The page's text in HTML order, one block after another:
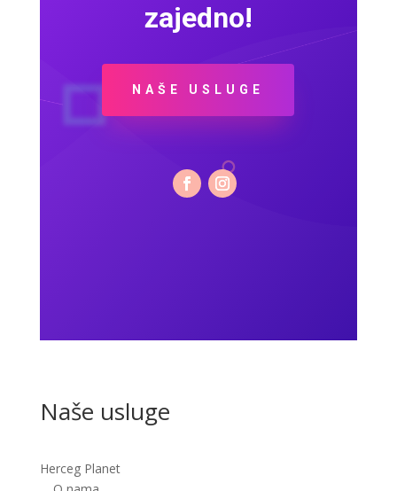
zajedno!
NAŠE USLUGE
Naše usluge
Herceg Planet